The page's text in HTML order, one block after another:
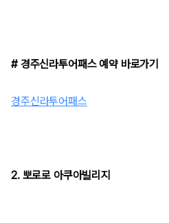
# 경주신라투어패스 예약 바로가기
경주신라투어패스
2. 뽀로로 아쿠아빌리지